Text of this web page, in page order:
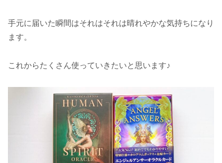
手元に届いた瞬間はそれはそれは晴れやかな気持ちになり
ます。
これからたくさん使っていきたいと思います♪